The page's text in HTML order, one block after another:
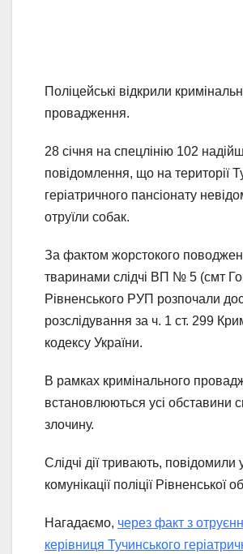
Поліцейські відкрили
провадження.
28 січня на спецлінію 102
повідомлення, що на території
геріатричного пансіонату
отруїли собак.
За фактом жорстокого
тваринами слідчі ВП № 5 (смт
Рівненського РУП розпочали
розслідування за ч. 1 ст. 299
кодексу України.
В рамках кримінального
встановлюються усі обставини
злочину.
Слідчі дії тривають, повідомили у
комунікації поліції Рівненської
Нагадаємо, через факт з
керівниця Тучинського